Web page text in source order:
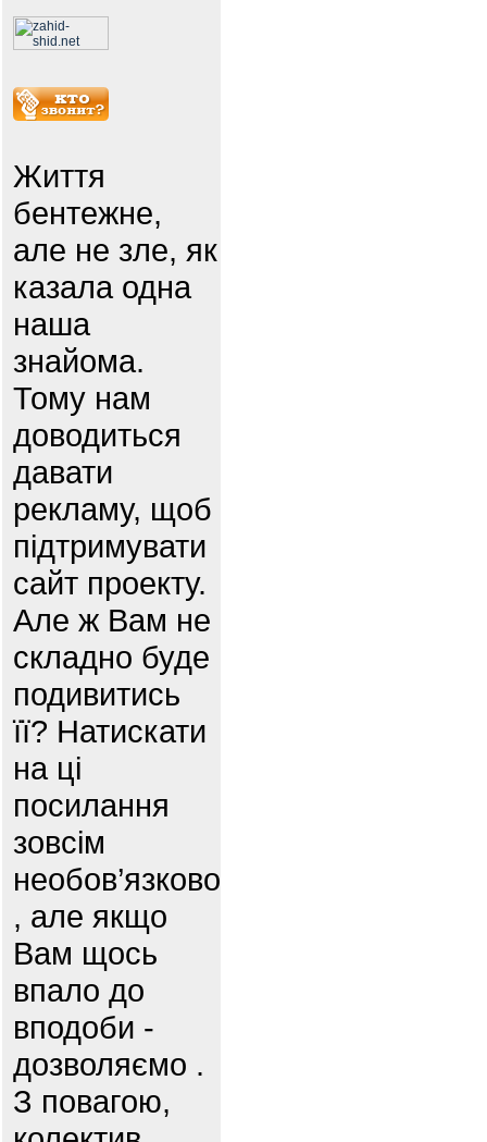
Життя
бентежне,
але не зле, як
казала одна
наша
знайома.
Тому нам
доводиться
давати
рекламу, щоб
підтримувати
сайт проекту.
Але ж Вам не
складно буде
подивитись
її? Натискати
на ці
посилання
зовсім
необов’язково
, але якщо
Вам щось
впало до
вподоби -
дозволяємо .
З повагою,